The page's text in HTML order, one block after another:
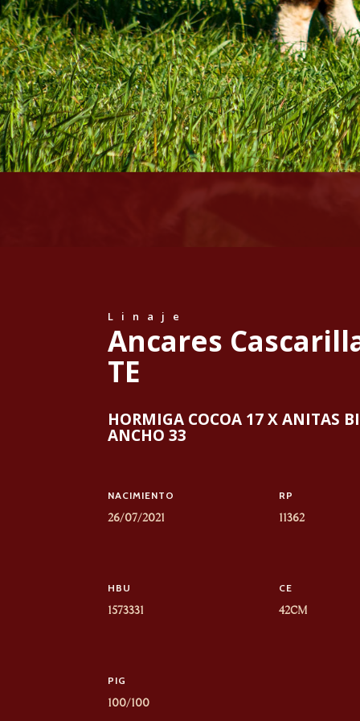
Linaje
Ancares
TE
HORMIGA COCOA 17 X ANITAS
ANCHO 33
NACIMIENTO
26/07/2021
RP
11362
HBU
1573331
CE
42CM
PIG
100/100